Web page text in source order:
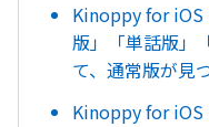
Kinoppy for iOS
版」「単話版」
て、通常版が見
Kinoppy for iOS